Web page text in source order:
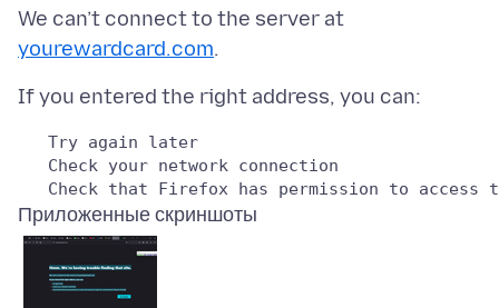
We can’t connect to the server at
yourewardcard.com
   Try again later
   Check your network connection
Приложенные скриншоты